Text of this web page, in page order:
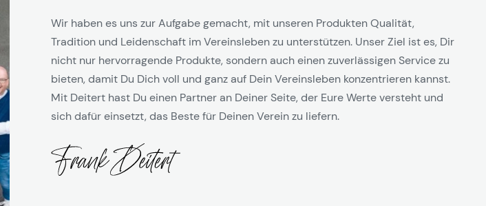
Wir haben es uns zur Aufgabe gemacht, mit unseren Produkten Qualität,
Tradition und Leidenschaft im Vereinsleben zu unterstützen. Unser Ziel ist es, Dir
nicht nur hervorragende Produkte, sondern auch einen zuverlässigen Service zu
bieten, damit Du Dich voll und ganz auf Dein Vereinsleben konzentrieren kannst.
Mit Deitert hast Du einen Partner an Deiner Seite, der Eure Werte versteht und
sich dafür einsetzt, das Beste für Deinen Verein zu liefern.